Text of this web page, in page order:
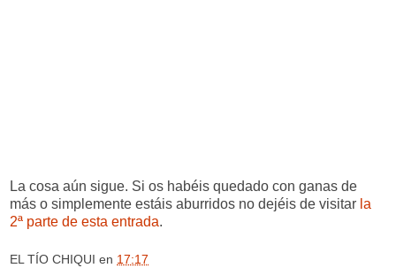
La cosa aún sigue. Si os habéis quedado con ganas de
más o simplemente estáis aburridos no dejéis de visitar la
2ª parte de esta entrada.
EL TÍO CHIQUI en 17:17